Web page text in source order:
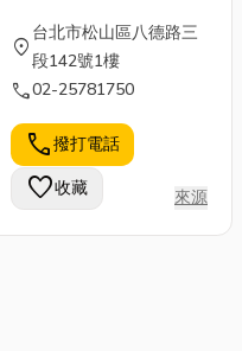
location_on
台北市松山區八德路三
段142號1樓
call02-25781750
call撥打電話
favorite收藏 來源